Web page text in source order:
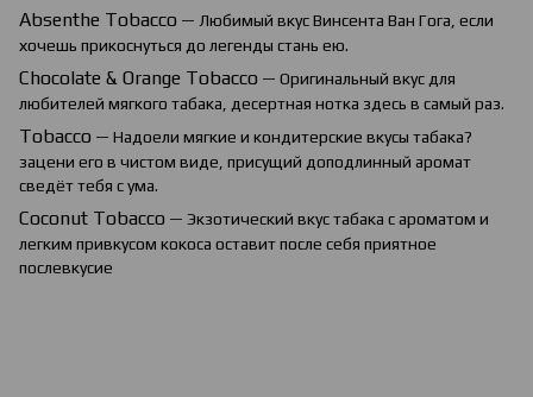
Absenthe Tobacco — Любимый вкус Винсента Ван Гога, если
хочешь прикоснуться до легенды стань ею.
Chocolate & Orange Tobacco — Оригинальный вкус для
любителей мягкого табака, десертная нотка здесь в самый раз.
Tobacco — Надоели мягкие и кондитерские вкусы табака?
зацени его в чистом виде, присущий доподлинный аромат
сведёт тебя с ума.
Coconut Tobacco — Экзотический вкус табака с ароматом и
легким привкусом кокоса оставит после себя приятное
послевкусие